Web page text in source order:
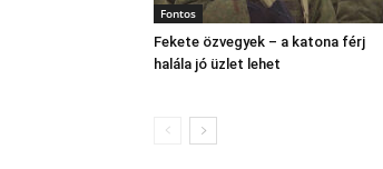
Fontos
Fekete özvegyek – a katona férj
halála jó üzlet lehet